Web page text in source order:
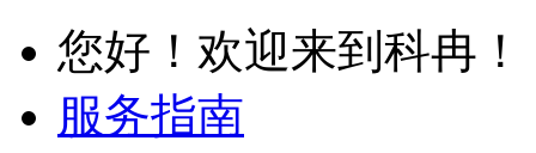
您好！欢迎来到科冉！
服务指南